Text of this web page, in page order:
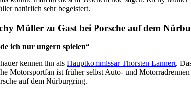
natürlich sehr begeistert.
Müller zu Gast bei Porsche auf dem
ich nur ungern spielen“
kennen ihn als Hauptkommissar Thorsten Lannert.
Motorsportfan ist früher selbst Auto- und
auf dem Nürburgring.